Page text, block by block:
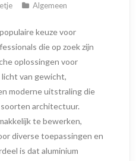
Algemeen
keuze voor
die op zoek zijn
oplossingen voor
van gewicht,
moderne uitstraling die
architectuur.
te bewerken,
diverse toepassingen en
is dat aluminium